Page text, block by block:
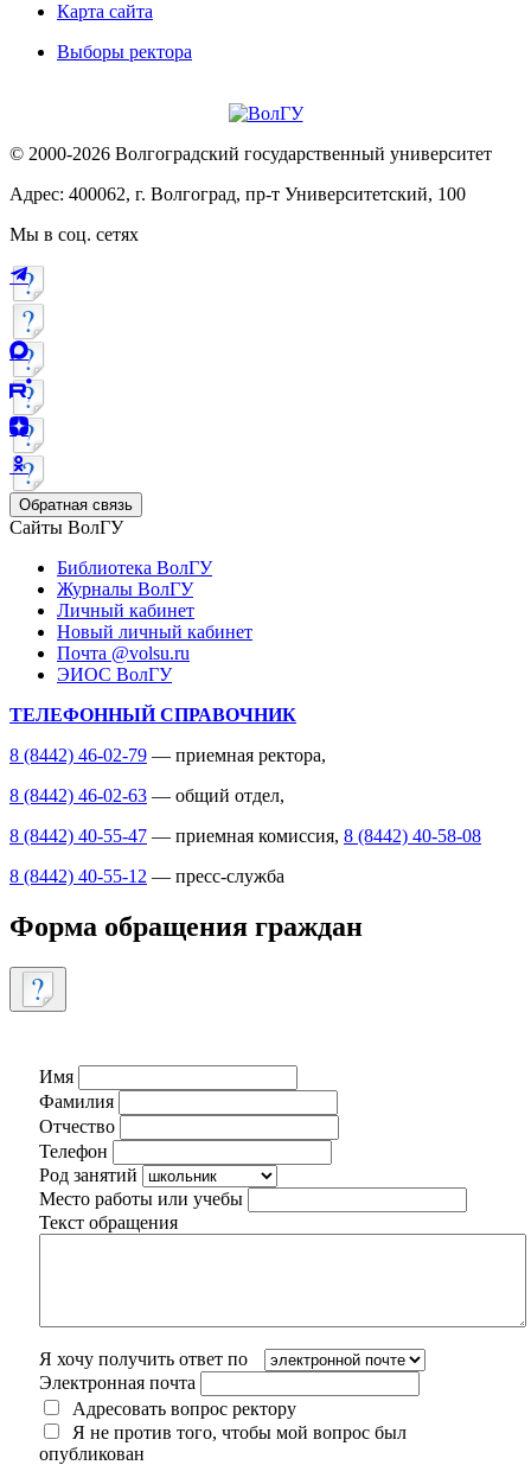
Карта сайта
Выборы ректора
© 2000-2026 Волгоградский государственный университет
Адрес: 400062, г. Волгоград, пр-т Университетский, 100
Мы в соц. сетях
Обратная связь
Сайты ВолГУ
Библиотека ВолГУ
Журналы ВолГУ
Личный кабинет
Новый личный кабинет
Почта @volsu.ru
ЭИОС ВолГУ
ТЕЛЕФОННЫЙ СПРАВОЧНИК
8 (8442) 46-02-79 — приемная ректора,
8 (8442) 46-02-63 — общий отдел,
8 (8442) 40-55-47 — приемная комиссия, 8 (8442) 40-58-08
8 (8442) 40-55-12 — пресс-служба
Форма обращения граждан
Имя
Фамилия
Отчество
Телефон
Род занятий
Место работы или учебы
Текст обращения
Я хочу получить ответ по
Электронная почта
Адресовать вопрос ректору
Я не против того, чтобы мой вопрос был
опубликован